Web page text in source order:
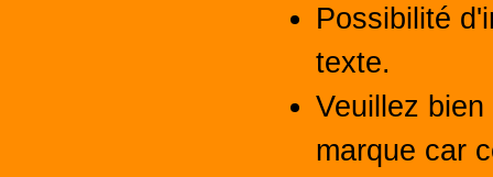
Possibilité
texte.
Veuillez
marque car